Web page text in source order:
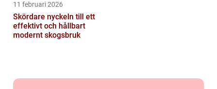
11 februari 2026
Skördare nyckeln till ett
effektivt och hållbart
modernt skogsbruk